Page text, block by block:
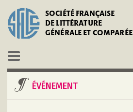
SOCIÉTÉ FRANÇAISE
DE LITTÉRATURE
GÉNÉRALE ET COMPARÉE
ÉVÉNEMENT